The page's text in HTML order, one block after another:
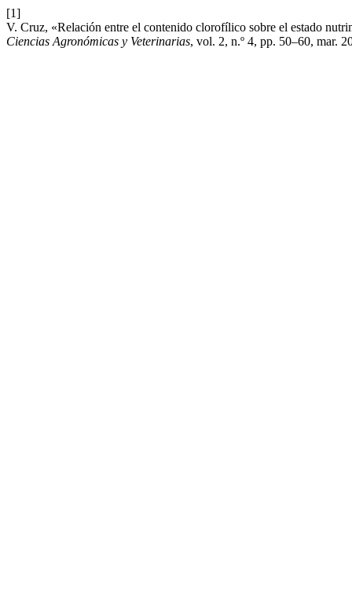
[1]
V. Cruz, «Relación entre el contenido clorofílico sobre el estado
Ciencias Agronómicas y Veterinarias, vol. 2, n.º 4, pp. 50–60, mar.